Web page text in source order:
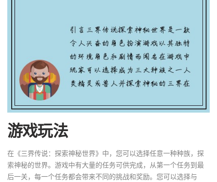
游戏玩法
在《三界传说：探索神秘世界》中，您可以选择任意一种种族，探
索神秘的世界。游戏中有大量的任务可供完成，从第一个任务到最
后一关，每一个任务都会带来不同的挑战和奖励。您可以选择与